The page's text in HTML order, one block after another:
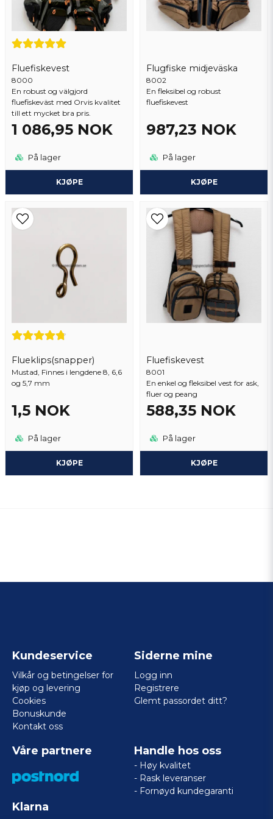
Fluefiskevest
8000
En robust og välgjord
fluefiskeväst med Orvis kvalitet
till ett mycket bra pris.
1 086,95 NOK
På lager
KJØPE
Flugfiske midjeväska
8002
En fleksibel og robust
fluefiskevest
987,23 NOK
På lager
KJØPE
Flueklips(snapper)
Mustad, Finnes i lengdene 8, 6,6
og 5,7 mm
1,5 NOK
På lager
KJØPE
Fluefiskevest
8001
En enkel og fleksibel vest for ask,
fluer og peang
588,35 NOK
På lager
KJØPE
Send spørsmål
Kundeservice
Vilkår og betingelser for
kjøp og levering
Cookies
Bonuskunde
Kontakt oss
Siderne mine
Logg inn
Registrere
Glemt passordet ditt?
Våre partnere
Klarna
Handle hos oss
- Høy kvalitet
- Rask leveranser
- Fornøyd kundegaranti